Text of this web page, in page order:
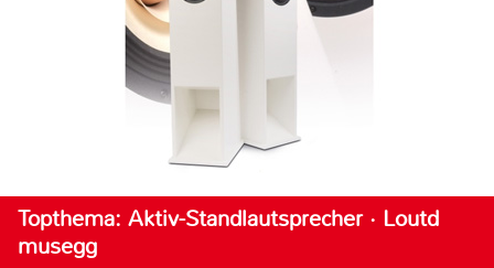
Topthema: Aktiv-Standlautsprecher · Loutd
musegg